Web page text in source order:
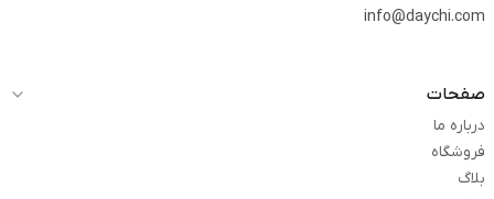
info@daychi.com
صفحات
درباره ما
فروشگاه
بلاگ